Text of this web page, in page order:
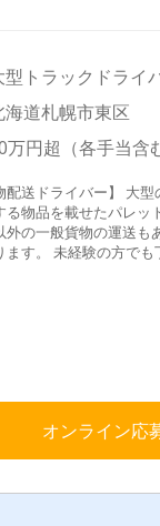
型トラックドライ
海道札幌市東区
万円超（各手当含
配送ドライバー】 大
る物品を載せたパレッ
外の一般貨物の運送も
ます。 未経験の方で
オンライン応